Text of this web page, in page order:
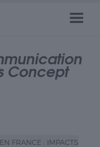
Concept
FRANCE : IMPACTS